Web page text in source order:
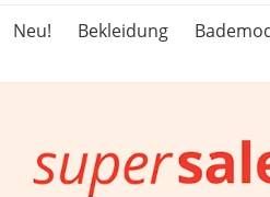
Neu!
Bekleidung